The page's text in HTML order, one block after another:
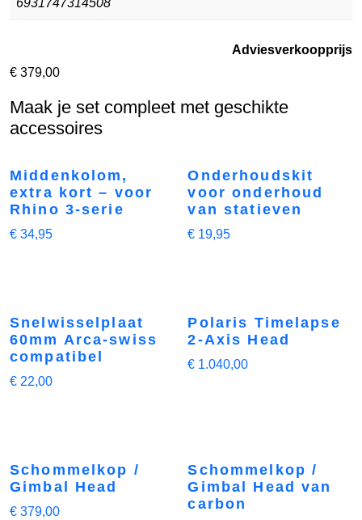
Adviesverkoopprijs
€ 379,00
Maak je set compleet met geschikte
accessoires
Middenkolom,
extra kort – voor
Rhino 3-serie
€ 34,95
Onderhoudskit
voor onderhoud
van statieven
€ 19,95
Snelwisselplaat
60mm Arca-swiss
compatibel
€ 22,00
Polaris Timelapse
2-Axis Head
€ 1.040,00
Schommelkop /
Gimbal Head
€ 379,00
Schommelkop /
Gimbal Head van
carbon